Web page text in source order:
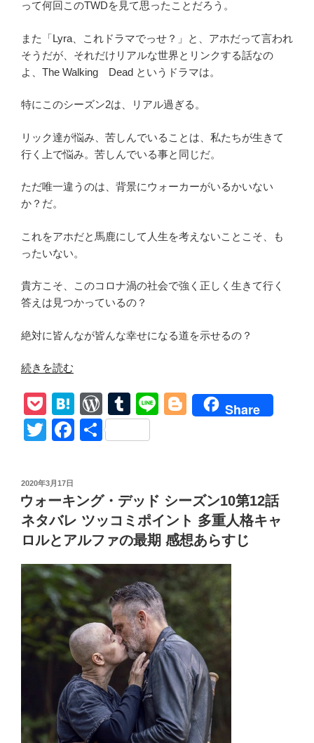
来
紀
ブ
ラ
ル
態」
ツ
コ
ミ
イ
ン
あ
ら
じ”
って何回このTWDを見て思ったことだろう。
また「Lyra、これドラマでっせ？」と、アホだって言われ
そうだが、それだけリアルな世界とリンクする話なの
よ、The Walking Dead というドラマは。
特にこのシーズン2は、リアル過ぎる。
リック達が悩み、苦しんでいることは、私たちが生きて
行く上で悩み。苦しんでいる事と同じだ。
ただ唯一違うのは、背景にウォーカーがいるかいない
か？だ。
これをアホだと馬鹿にして人生を考えないことこそ、も
ったいない。
貴方こそ、このコロナ渦の社会で強く正しく生きて行く
答えは見つかっているの？
絶対に皆んなが皆んな幸せになる道を示せるの？
“ウ
ー
キ
ン
ッ
ド
シ
ー
ン
11
話
感
続きを読む
P
o
ck
H
at
e
a
W
or
d
e
ss
T
u
m
r
Li
Bl
er
Share
T
tt
er
F
e
b
o
o
k
共
投
稿
日:
2020年3月17日
ウォーキング・デッド シーズン10第12話
ネタバレ ツッコミポイント 多重人格キャ
ロルとアルファの最期 感想あらすじ